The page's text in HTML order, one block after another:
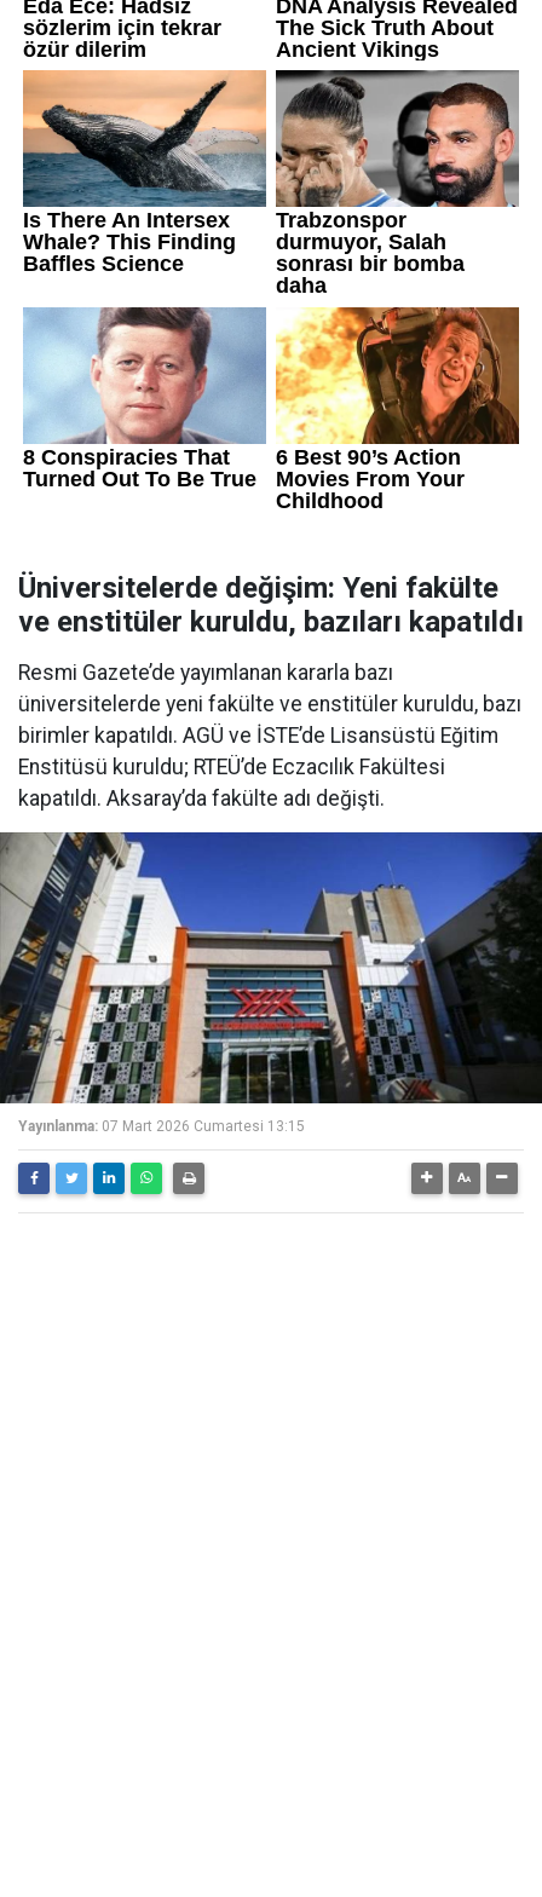
Üniversitelerde değişim: Yeni fakülte
ve enstitüler kuruldu, bazıları kapatıldı
Resmi Gazete’de yayımlanan kararla bazı
üniversitelerde yeni fakülte ve enstitüler kuruldu, bazı
birimler kapatıldı. AGÜ ve İSTE’de Lisansüstü Eğitim
Enstitüsü kuruldu; RTEÜ’de Eczacılık Fakültesi
kapatıldı. Aksaray’da fakülte adı değişti.
Yayınlanma: 07 Mart 2026 Cumartesi 13:15